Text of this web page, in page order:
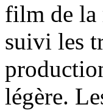
film de la
suivi les
légère.